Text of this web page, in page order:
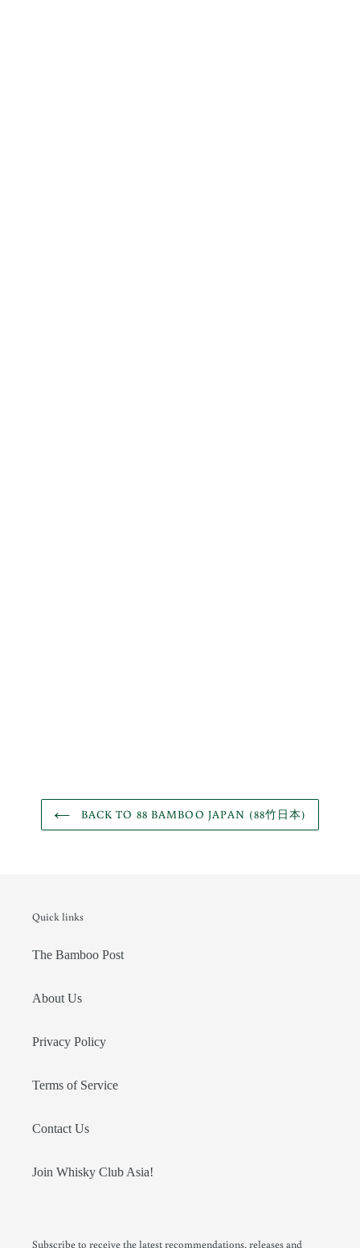
BACK TO 88 BAMBOO JAPAN (88竹日本)
Quick links
The Bamboo Post
About Us
Privacy Policy
Terms of Service
Contact Us
Join Whisky Club Asia!
Subscribe to receive the latest recommendations, releases and